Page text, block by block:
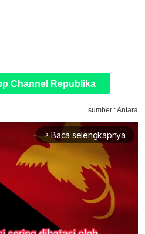
Channel Republika
sumber : Antara
arrow_forward_ios Baca selengkapnya